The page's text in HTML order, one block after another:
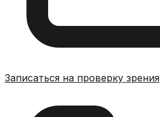
Записаться на проверку зрения